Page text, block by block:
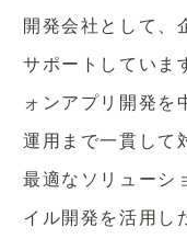
開発会社として、
サポートしていま
ォンアプリ開発を
運用まで一貫して
最適なソリューシ
イル開発を活用し